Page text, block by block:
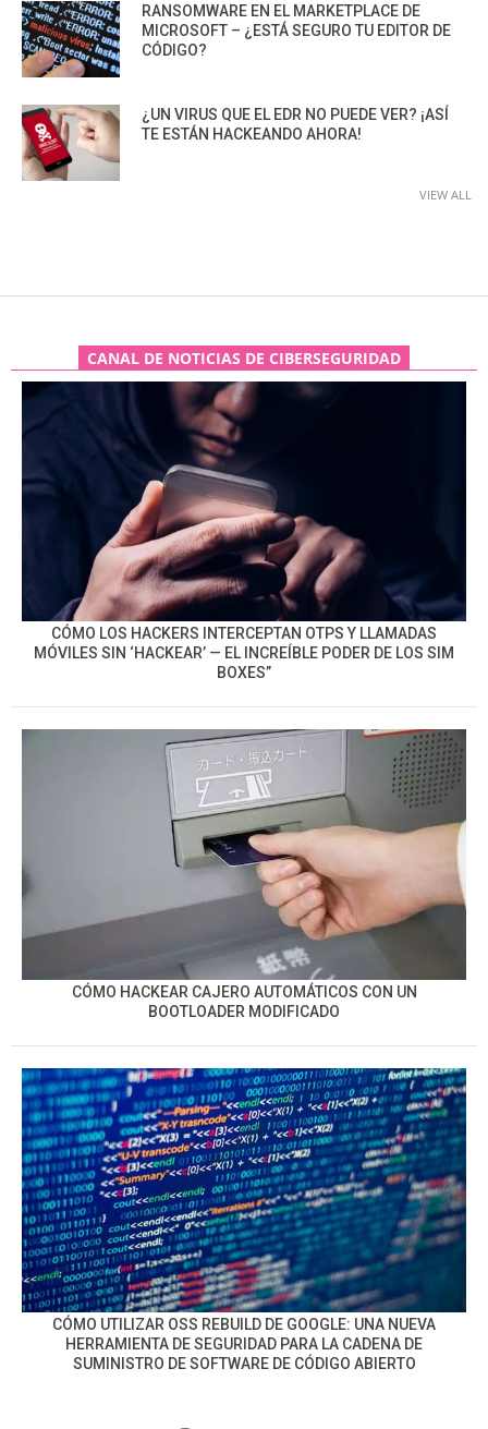
RANSOMWARE EN EL MARKETPLACE DE
MICROSOFT – ¿ESTÁ SEGURO TU EDITOR DE
CÓDIGO?
¿UN VIRUS QUE EL EDR NO PUEDE VER? ¡ASÍ
TE ESTÁN HACKEANDO AHORA!
VIEW ALL
CANAL DE NOTICIAS DE CIBERSEGURIDAD
CÓMO LOS HACKERS INTERCEPTAN OTPS Y LLAMADAS
MÓVILES SIN ‘HACKEAR’ — EL INCREÍBLE PODER DE LOS SIM
BOXES”
CÓMO HACKEAR CAJERO AUTOMÁTICOS CON UN
BOOTLOADER MODIFICADO
CÓMO UTILIZAR OSS REBUILD DE GOOGLE: UNA NUEVA
HERRAMIENTA DE SEGURIDAD PARA LA CADENA DE
SUMINISTRO DE SOFTWARE DE CÓDIGO ABIERTO